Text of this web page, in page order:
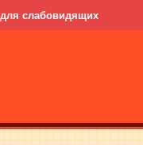
слабовидящих